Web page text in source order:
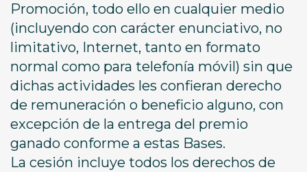
Promoción, todo ello en cualquier medio
(incluyendo con carácter enunciativo, no
limitativo, Internet, tanto en formato
normal como para telefonía móvil) sin que
dichas actividades les confieran derecho
de remuneración o beneficio alguno, con
excepción de la entrega del premio
ganado conforme a estas Bases.
La cesión incluye todos los derechos de